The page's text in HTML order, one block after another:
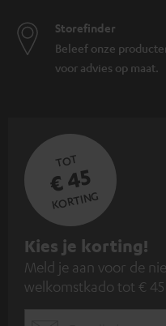
Storefinder
Beleef onze
voor advies op maat.
TOT
€ 45
KORTING
A
a
n
Kies je korting!
Meld je aan voor de
welkomstkado tot € 45